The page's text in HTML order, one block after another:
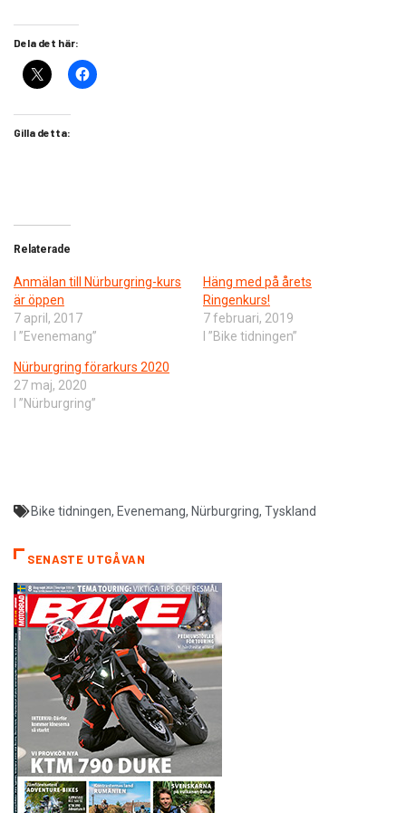
Dela det här:
Gilla detta:
Relaterade
Anmälan till Nürburgring-kurs
är öppen
7 april, 2017
I ”Evenemang”
Häng med på årets
Ringenkurs!
7 februari, 2019
I ”Bike tidningen”
Nürburgring förarkurs 2020
27 maj, 2020
I ”Nürburgring”
Bike tidningen, Evenemang, Nürburgring, Tyskland
SENASTE UTGÅVAN